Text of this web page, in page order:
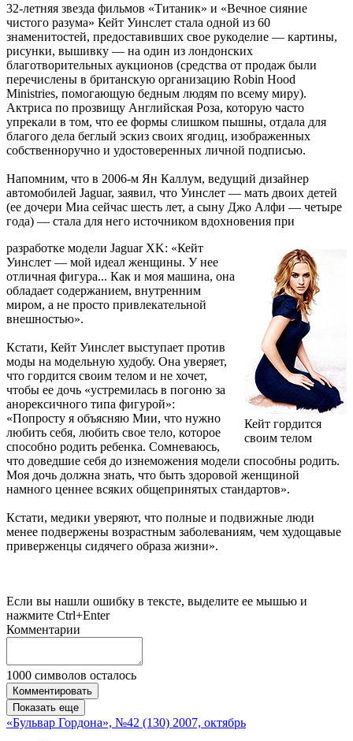
32-летняя звезда фильмов «Титаник» и «Вечное сияние
чистого разума» Кейт Уинслет стала одной из 60
знаменитостей, предоставивших свое рукоделие — картины,
рисунки, вышивку — на один из лондонских
благотворительных аукционов (средства от продаж были
перечислены в британскую организацию Robin Hood
Ministries, помогающую бедным людям по всему миру).
Актриса по прозвищу Английская Роза, которую часто
упрекали в том, что ее формы слишком пышны, отдала для
благого дела беглый эскиз своих ягодиц, изображенных
собственноручно и удостоверенных личной подписью.
Напомним, что в 2006-м Ян Каллум, ведущий дизайнер
автомобилей Jaguar, заявил, что Уинслет — мать двоих детей
(ее дочери Миа сейчас шесть лет, а сыну Джо Алфи — четыре
года) — стала для него источником вдохновения при
Кейт гордится
своим телом
разработке модели Jaguar XK: «Кейт
Уинслет — мой идеал женщины. У нее
отличная фигура... Как и моя машина, она
обладает содержанием, внутренним
миром, а не просто привлекательной
внешностью».
Кстати, Кейт Уинслет выступает против
моды на модельную худобу. Она уверяет,
что гордится своим телом и не хочет,
чтобы ее дочь «устремилась в погоню за
анорексичного типа фигурой»:
«Попросту я объясняю Мии, что нужно
любить себя, любить свое тело, которое
способно родить ребенка. Сомневаюсь,
что доведшие себя до изнеможения модели способны родить.
Моя дочь должна знать, что быть здоровой женщиной
намного ценнее всяких общепринятых стандартов».
Кстати, медики уверяют, что полные и подвижные люди
менее подвержены возрастным заболеваниям, чем худощавые
приверженцы сидячего образа жизни».
Если вы нашли ошибку в тексте, выделите ее мышью и
нажмите Ctrl+Enter
Комментарии
1000 символов осталось
Комментировать
Показать еще
«Бульвар Гордона», №42 (130) 2007, октябрь